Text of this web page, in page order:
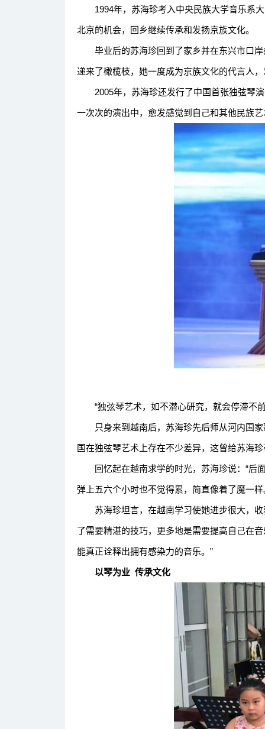
1994年，苏海珍考入中央民族大学音乐系大
北京的机会，回乡继续传承和发扬京族文化。
毕业后的苏海珍回到了家乡并在东兴市口岸
递来了橄榄枝，她一度成为京族文化的代言人
2005年，苏海珍还发行了中国首张独弦琴演
一次次的演出中，愈发感觉到自己和其他民族
“独弦琴艺术，如不潜心研究，就会停滞不
只身来到越南后，苏海珍先后师从河内国家
国在独弦琴艺术上存在不少差异，这曾给苏海
回忆起在越南求学的时光，苏海珍说：“后面
弹上五六个小时也不觉得累，简直像着了魔一样
苏海珍坦言，在越南学习使她进步很大，收
了需要精湛的技巧，更多地是需要提高自己在
能真正诠释出拥有感染力的音乐。”
以琴为业 传承文化